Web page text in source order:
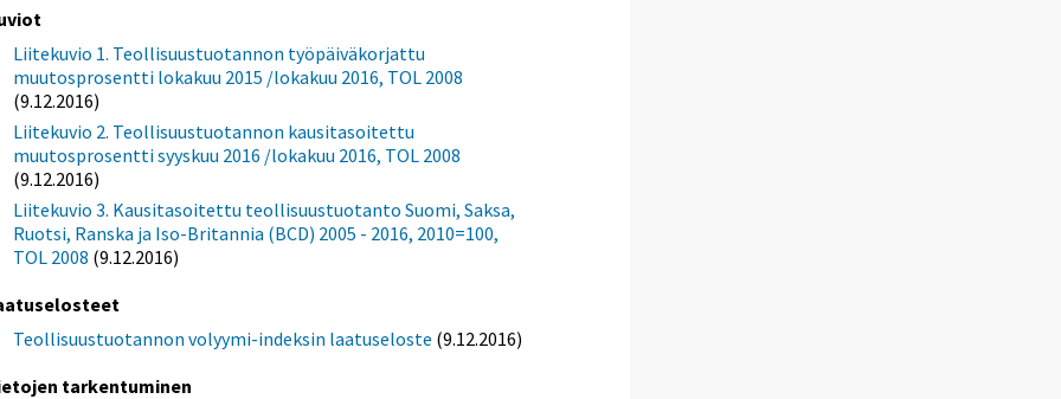
Liitekuvio 1. Teollisuustuotannon työpäiväkorjattu
muutosprosentti lokakuu 2015 /lokakuu 2016, TOL 2008
(9.12.2016)
Liitekuvio 2. Teollisuustuotannon kausitasoitettu
muutosprosentti syyskuu 2016 /lokakuu 2016, TOL 2008
(9.12.2016)
Liitekuvio 3. Kausitasoitettu teollisuustuotanto Suomi, Saksa,
Ruotsi, Ranska ja Iso-Britannia (BCD) 2005 - 2016, 2010=100,
TOL 2008 (9.12.2016)
Teollisuustuotannon volyymi-indeksin laatuseloste (9.12.2016)
tarkentuminen